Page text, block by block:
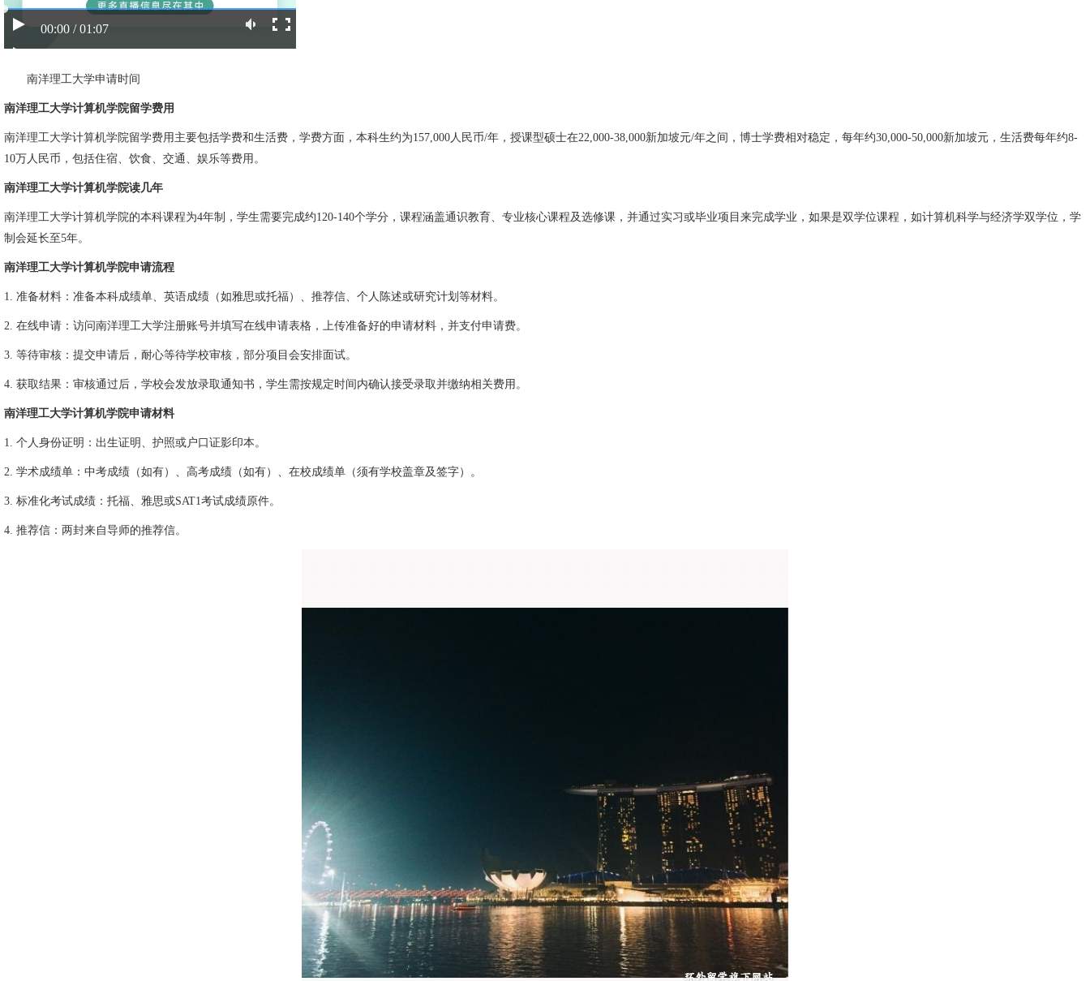
00:00 / 01:07
南洋理工大学申请时间
南洋理工大学计算机学院留学费用
南洋理工大学计算机学院留学费用主要包括学费和生活费，学费方面，本科生约为157,000人民币/年，授课型硕士在22,000-38,000新加坡元/年之间，博士学费相对稳定，每年约30,000-50,000新加坡元，生活费每年约8-
10万人民币，包括住宿、饮食、交通、娱乐等费用。
南洋理工大学计算机学院读几年
南洋理工大学计算机学院的本科课程为4年制，学生需要完成约120-140个学分，课程涵盖通识教育、专业核心课程及选修课，并通过实习或毕业项目来完成学业，如果是双学位课程，如计算机科学与经济学双学位，学
制会延长至5年。
南洋理工大学计算机学院申请流程
1. 准备材料：准备本科成绩单、英语成绩（如雅思或托福）、推荐信、个人陈述或研究计划等材料。
2. 在线申请：访问南洋理工大学注册账号并填写在线申请表格，上传准备好的申请材料，并支付申请费。
3. 等待审核：提交申请后，耐心等待学校审核，部分项目会安排面试。
4. 获取结果：审核通过后，学校会发放录取通知书，学生需按规定时间内确认接受录取并缴纳相关费用。
南洋理工大学计算机学院申请材料
1. 个人身份证明：出生证明、护照或户口证影印本。
2. 学术成绩单：中考成绩（如有）、高考成绩（如有）、在校成绩单（须有学校盖章及签字）。
3. 标准化考试成绩：托福、雅思或SAT1考试成绩原件。
4. 推荐信：两封来自导师的推荐信。